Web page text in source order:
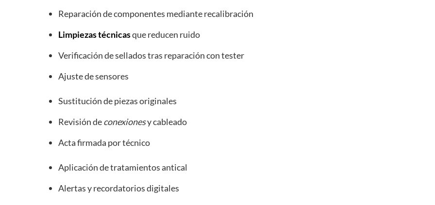
Reparación de componentes mediante recalibración
Limpiezas técnicasque reducen ruido
Verificación de sellados tras reparación con tester
Ajuste de sensores
Sustitución de piezas originales
Revisión deconexionesy cableado
Acta firmada por técnico
Aplicación de tratamientos antical
Alertas y recordatorios digitales